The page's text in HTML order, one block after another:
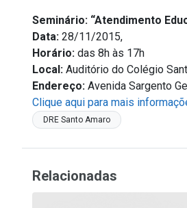
Seminário: “Atendimento
Data: 28/11/2015,
Horário: das 8h às 17h
Local: Auditório do Colégio
Endereço: Avenida Sargento
Clique aqui para mais
DRE Santo Amaro
Relacionadas